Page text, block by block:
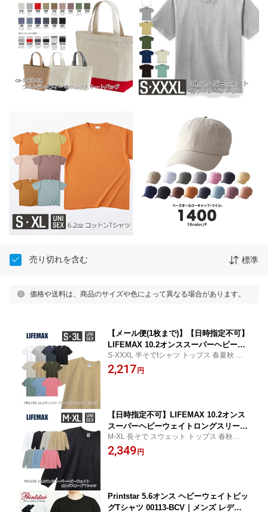
売り切れを含む 標準
価格や送料は、商品のサイズや色によって異なる場合があります。
【メール便(1枚まで)】【日時指定不可】
LIFEMAX 10.2オンススーパーヘビーウ
ェイトTシャツ MS1156｜メンズ レディ
ース ユニセックス｜半袖 無地｜白 ホワ
S-XXXL 半そでtシャツ トップス 春夏秋 オ
ールシーズン スポーツ トレーニング 部活
体操服 体育 練習着 運動会 ダンス 文化祭 衣
2,217円
【日時指定不可】LIFEMAX 10.2オンス
スーパーヘビーウェイトロングスリーブ
Tシャツ MS1608｜メンズ レディース
ユニセックス｜長袖 無地｜白 ホワイト
M-XL 長そで スウェット トップス 春秋冬 ス
ポーツ トレーニング 部活 練習着 運動会 ダ
ンス 文化祭 衣装 ライフマックス
2,349円
Printstar 5.6オンス ヘビーウェイトビッ
グTシャツ 00113-BCV｜メンズ レディ